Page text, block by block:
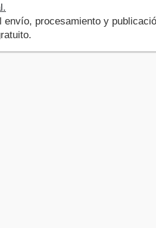
envío, procesamiento y